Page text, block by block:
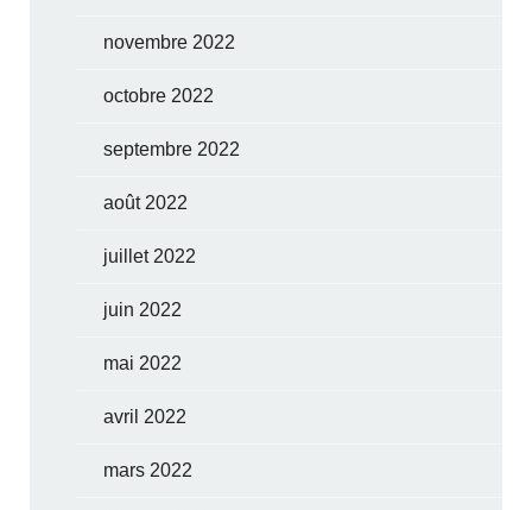
novembre 2022
octobre 2022
septembre 2022
août 2022
juillet 2022
juin 2022
mai 2022
avril 2022
mars 2022